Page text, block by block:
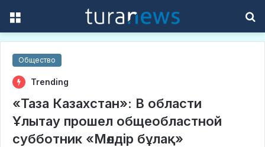
Общество
Trending
​«Таза Казахстан»: В области
Ұлытау прошел общеобластной
субботник «Мөлдір бұлақ»